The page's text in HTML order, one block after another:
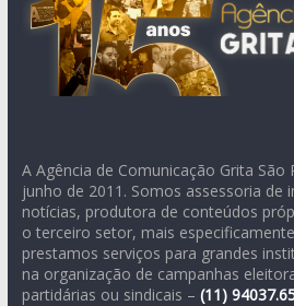
A Agência de Comunicação Grita São
junho de 2011. Somos assessoria de
notícias, produtora de conteúdos
o terceiro setor, mais
prestamos serviços para grandes
na organização de campanhas
partidárias ou sindicais – (11)